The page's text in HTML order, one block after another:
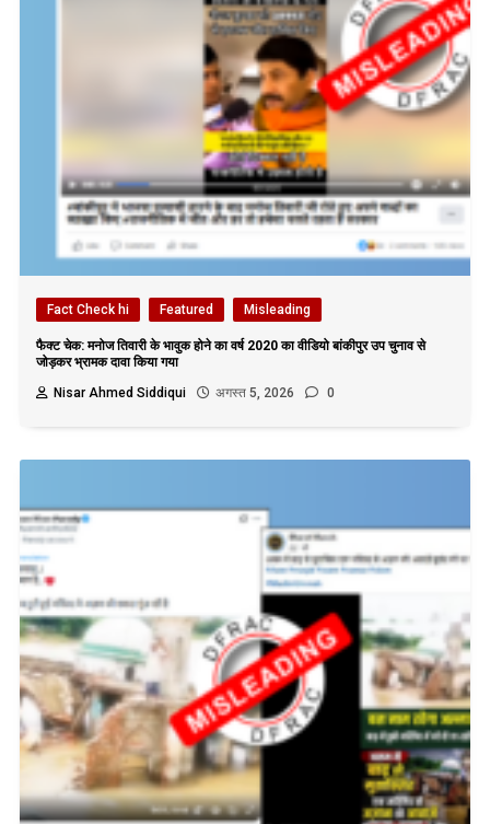
Fact Check hi Featured Misleading
फैक्ट चेक: मनोज तिवारी के भावुक होने का वर्ष 2020 का वीडियो बांकीपुर उप चुनाव से
जोड़कर भ्रामक दावा किया गया
Nisar Ahmed Siddiqui
अगस्त 5, 2026 0